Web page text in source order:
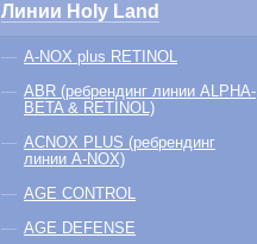
Линии Holy Land
A-NOX plus RETINOL
ABR (ребрендинг линии ALPHA-
BETA & RETINOL)
ACNOX PLUS (ребрендинг
линии A-NOX)
AGE CONTROL
AGE DEFENSE